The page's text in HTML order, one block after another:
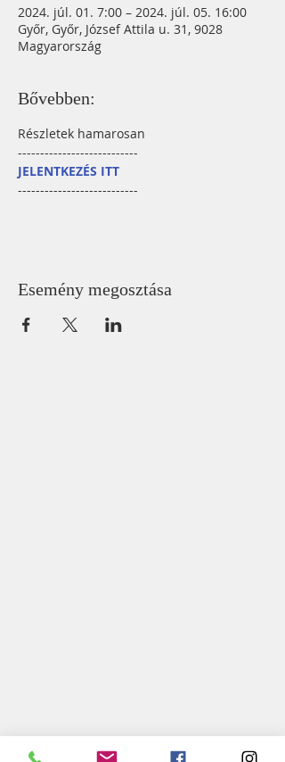
2024. júl. 01. 7:00 – 2024. júl. 05. 16:00
Győr, Győr, József Attila u. 31, 9028
Magyarország
Bővebben:
Részletek hamarosan
---------------------------
JELENTKEZÉS ITT
---------------------------
Esemény megosztása